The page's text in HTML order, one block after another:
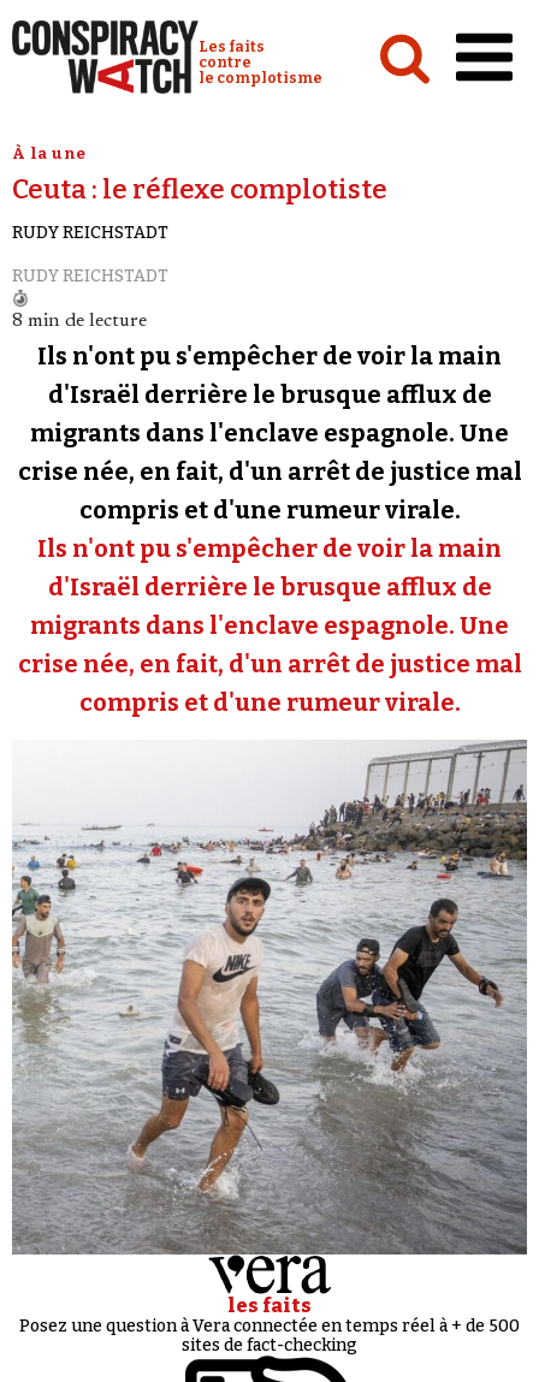
Conspiracy Watch :
Les faits
contre
le complotisme
Analyses
Conspipédia
Vidéos
Revues de presse
Newsletter
Faire un don
Demander à Vera
Se connecter
À la une
Ceuta : le réflexe complotiste
RUDY REICHSTADT
RUDY REICHSTADT
8 min de lecture
Ils n'ont pu s'empêcher de voir la main
d'Israël derrière le brusque afflux de
migrants dans l'enclave espagnole. Une
crise née, en fait, d'un arrêt de justice mal
compris et d'une rumeur virale.
Ils n'ont pu s'empêcher de voir la main
d'Israël derrière le brusque afflux de
migrants dans l'enclave espagnole. Une
crise née, en fait, d'un arrêt de justice mal
compris et d'une rumeur virale.
les faits
Posez une question à Vera connectée en temps réel à + de 500
sites de fact-checking